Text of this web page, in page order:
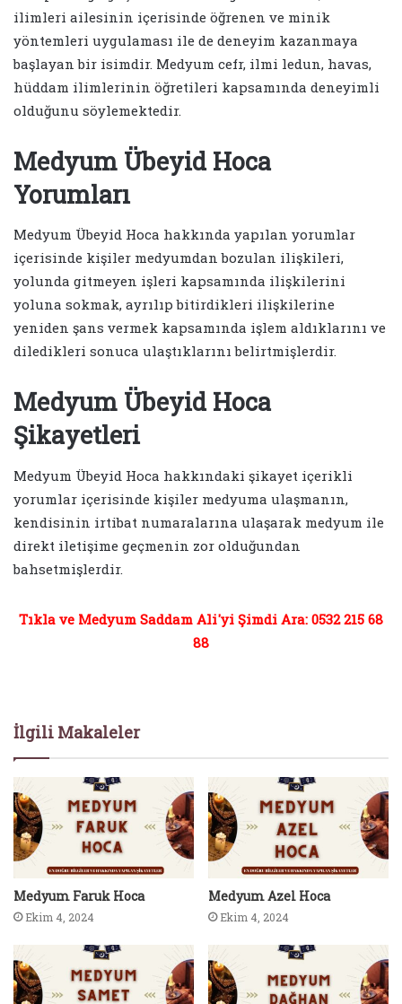
ilimleri ailesinin içerisinde öğrenen ve minik
yöntemleri uygulaması ile de deneyim kazanmaya
başlayan bir isimdir. Medyum cefr, ilmi ledun, havas,
hüddam ilimlerinin öğretileri kapsamında deneyimli
olduğunu söylemektedir.
Medyum Übeyid Hoca
Yorumları
Medyum Übeyid Hoca hakkında yapılan yorumlar
içerisinde kişiler medyumdan bozulan ilişkileri,
yolunda gitmeyen işleri kapsamında ilişkilerini
yoluna sokmak, ayrılıp bitirdikleri ilişkilerine
yeniden şans vermek kapsamında işlem aldıklarını ve
diledikleri sonuca ulaştıklarını belirtmişlerdir.
Medyum Übeyid Hoca
Şikayetleri
Medyum Übeyid Hoca hakkındaki şikayet içerikli
yorumlar içerisinde kişiler medyuma ulaşmanın,
kendisinin irtibat numaralarına ulaşarak medyum ile
direkt iletişime geçmenin zor olduğundan
bahsetmişlerdir.
Tıkla ve Medyum Saddam Ali'yi Şimdi Ara: 0532 215 68
88
İlgili Makaleler
Medyum Faruk Hoca
Ekim 4, 2024
Medyum Azel Hoca
Ekim 4, 2024